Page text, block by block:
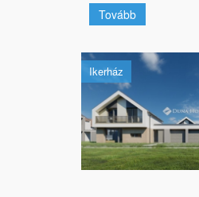
Tovább
Ikerház